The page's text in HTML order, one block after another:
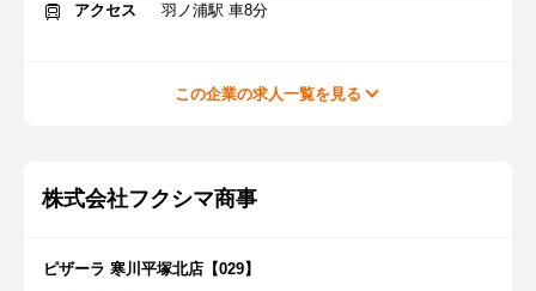
アクセス
羽ノ浦駅 車8分
この企業の求人一覧を見る
株式会社フクシマ商事
ピザーラ 寒川平塚北店【029】